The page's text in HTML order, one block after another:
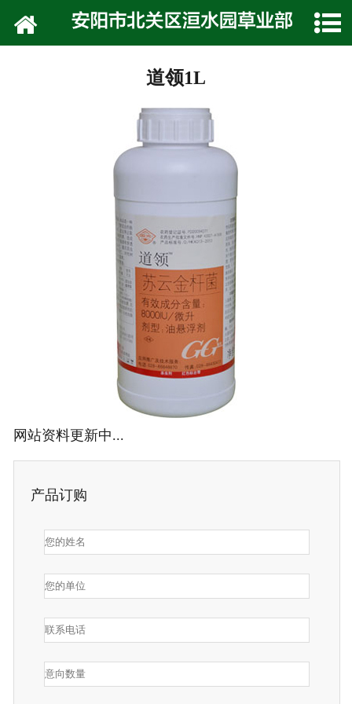
网站首页
种植技术
在线留言
联系我们
道领1L
网站资料更新中...
产品订购